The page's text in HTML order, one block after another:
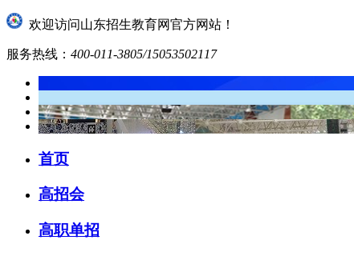
欢迎访问山东招生教育网官方网站！
服务热线： 400-011-3805/15053502117
首页
高招会
高职单招